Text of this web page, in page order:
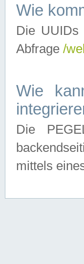
Wie
Die
Abfrage /
Wie
Die
mittels